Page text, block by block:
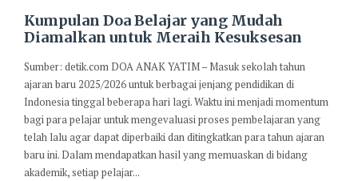
Kumpulan Doa Belajar yang Mudah
Diamalkan untuk Meraih Kesuksesan
Sumber: detik.com DOA ANAK YATIM – Masuk sekolah tahun
ajaran baru 2025/2026 untuk berbagai jenjang pendidikan di
Indonesia tinggal beberapa hari lagi. Waktu ini menjadi momentum
bagi para pelajar untuk mengevaluasi proses pembelajaran yang
telah lalu agar dapat diperbaiki dan ditingkatkan para tahun ajaran
baru ini. Dalam mendapatkan hasil yang memuaskan di bidang
akademik, setiap pelajar...